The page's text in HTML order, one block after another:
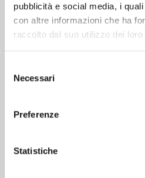
pubblicità e social media, i
con altre informazioni che ha
raccolto dal suo utilizzo dei
delNecessari
Preferenze
Statistiche